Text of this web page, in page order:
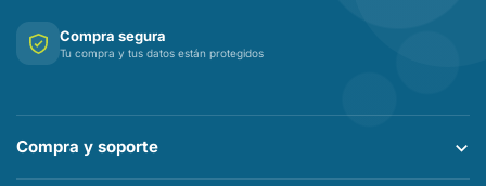
Compra segura
Tu compra y tus datos están protegidos
Compra y soporte